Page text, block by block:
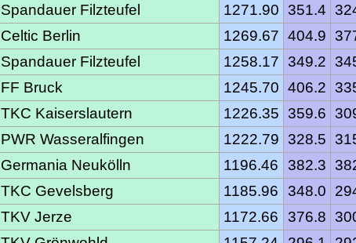
Spandauer Filzteufel 1271.90 351.4
Celtic Berlin 1269.67 404.9
Spandauer Filzteufel 1258.17 349.2
FF Bruck 1245.70 406.2
TKC Kaiserslautern 1226.35 359.6
PWR Wasseralfingen 1222.79 328.5
Germania Neukölln 1196.46 382.3
TKC Gevelsberg 1185.96 348.0
TKV Jerze 1172.66 376.8